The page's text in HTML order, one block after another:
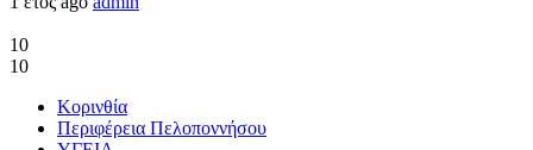
10
10
Κορινθία
Περιφέρεια Πελοποννήσου